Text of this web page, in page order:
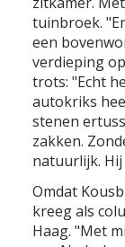
tuinbroek.
een
verdieping
trots: "Echt
autokriks
stenen
zakken.
natuurlijk.
Omdat
kreeg als
Haag. "Met